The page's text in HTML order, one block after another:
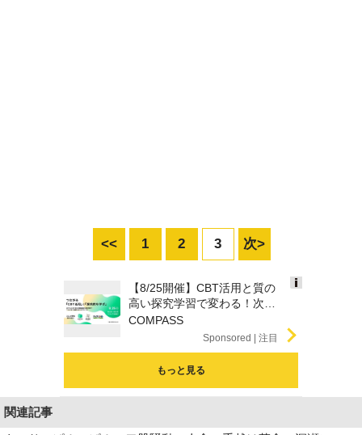
<< 1 2 3 次>
【8/25開催】CBT活用と質の
高い探究学習で変わる！次期
学習指導要領を見据えた...
COMPASS
Sponsored
もっと見る
関連記事